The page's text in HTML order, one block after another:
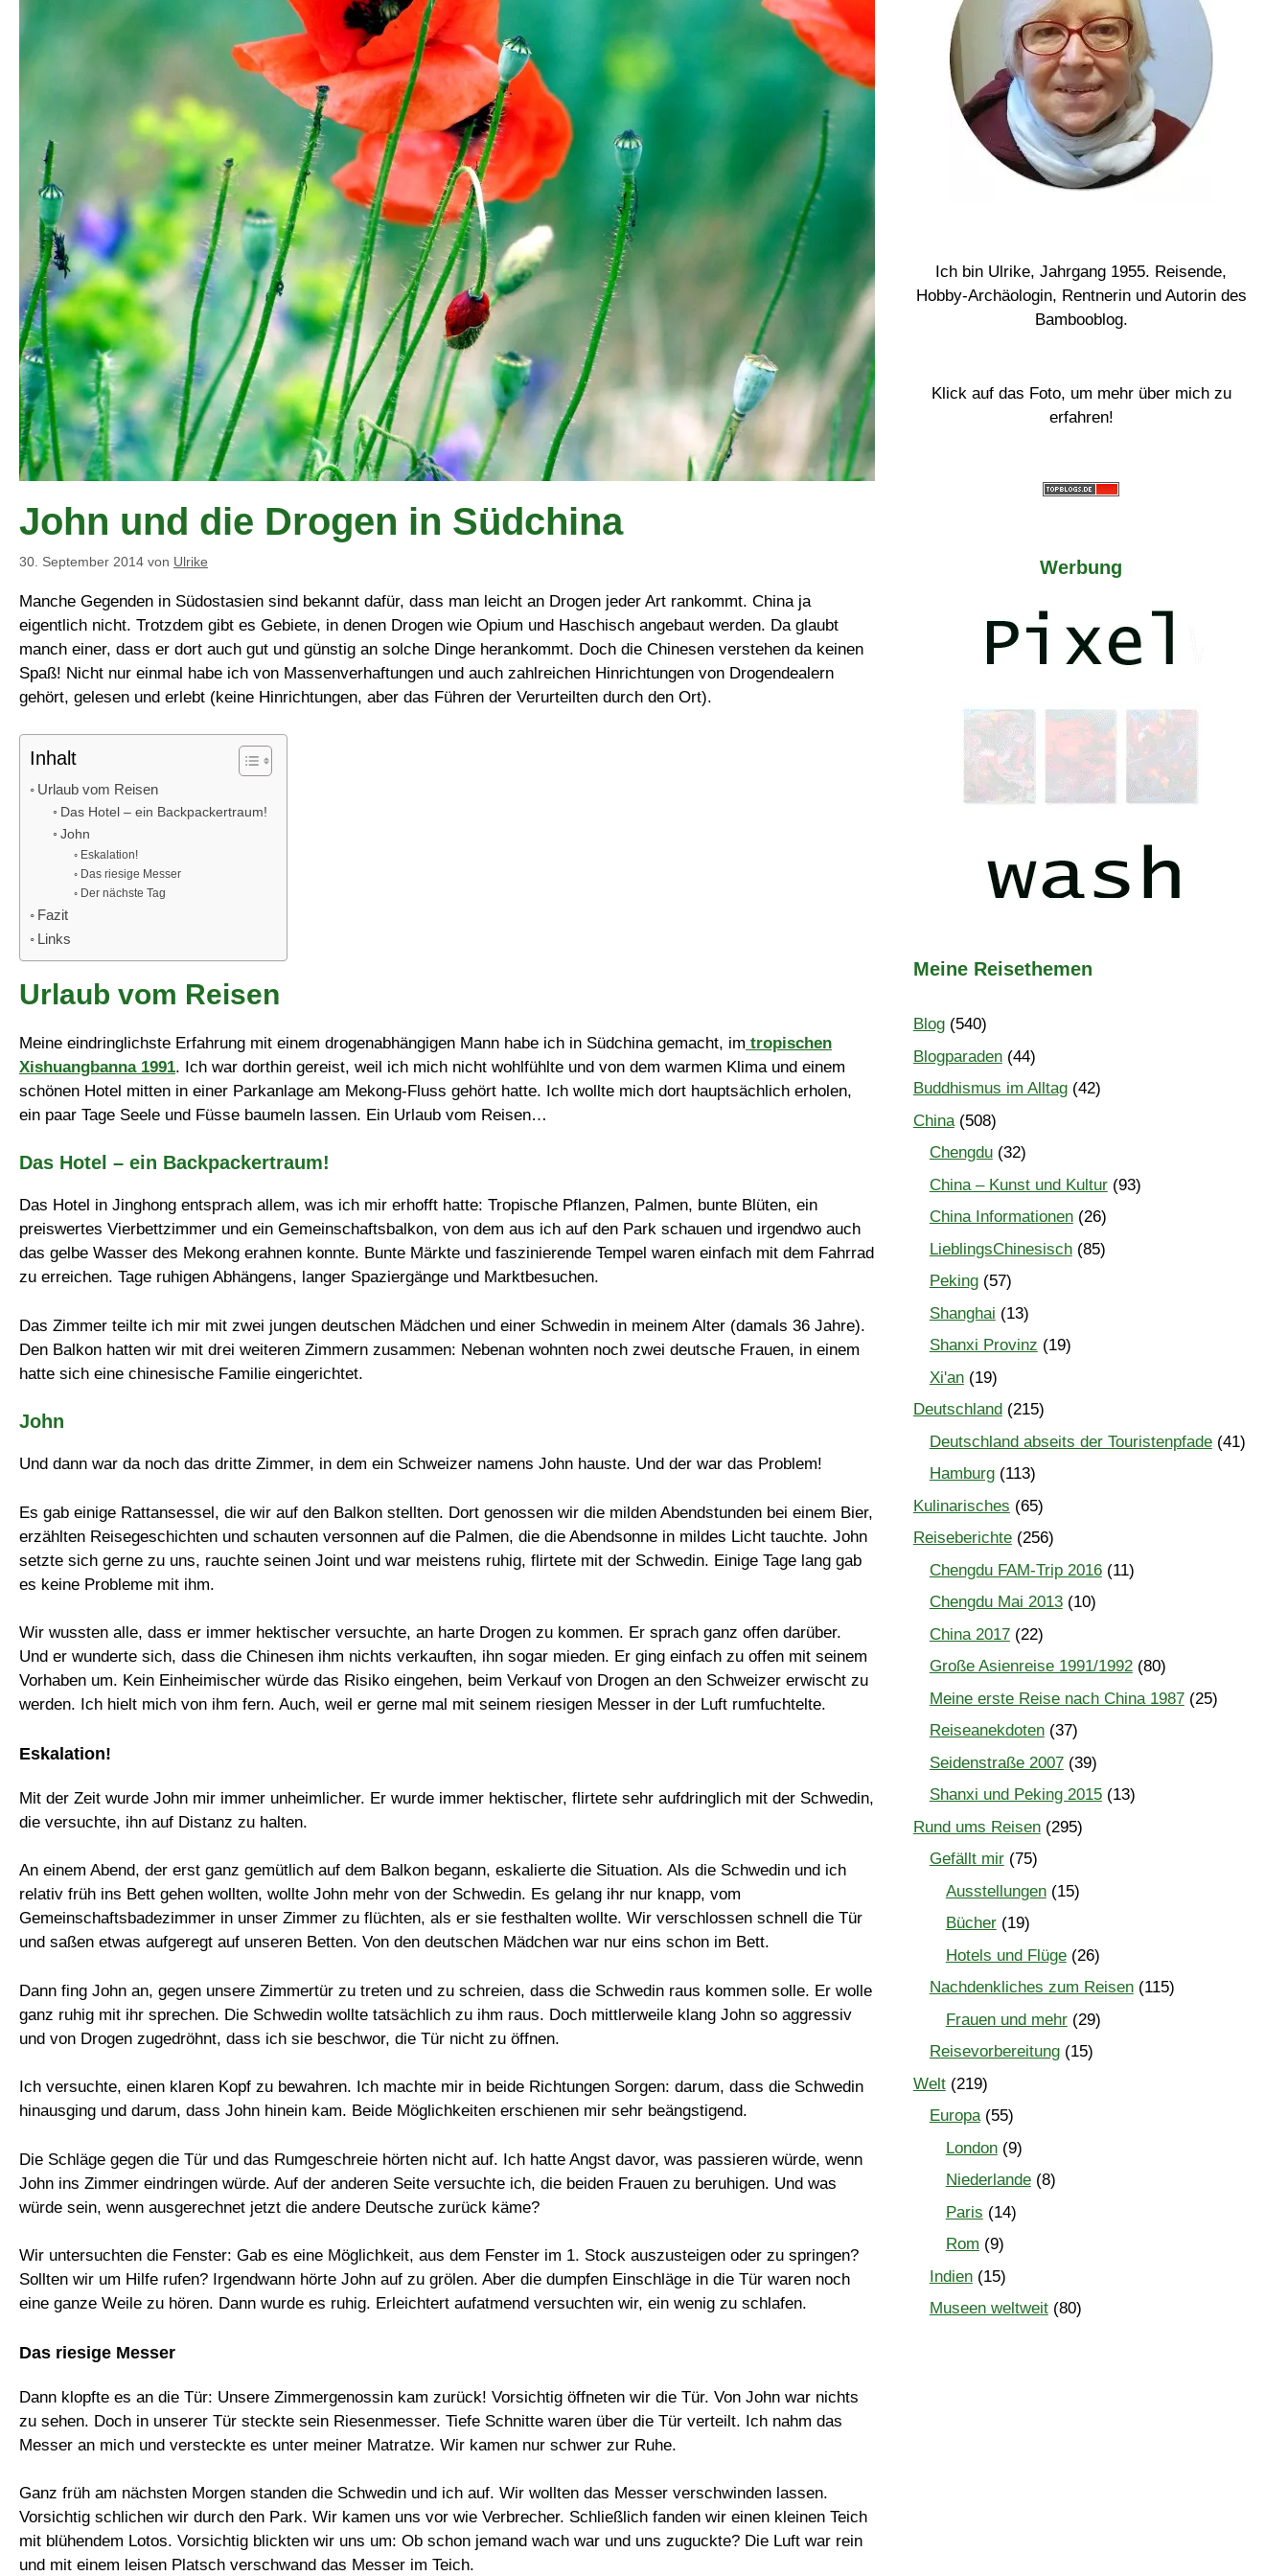
John und die Drogen in Südchina
30. September 2014 von Ulrike
Manche Gegenden in Südostasien sind bekannt dafür, dass man leicht an Drogen jeder Art rankommt. China ja
eigentlich nicht. Trotzdem gibt es Gebiete, in denen Drogen wie Opium und Haschisch angebaut werden. Da glaubt
manch einer, dass er dort auch gut und günstig an solche Dinge herankommt. Doch die Chinesen verstehen da keinen
Spaß! Nicht nur einmal habe ich von Massenverhaftungen und auch zahlreichen Hinrichtungen von Drogendealern
gehört, gelesen und erlebt (keine Hinrichtungen, aber das Führen der Verurteilten durch den Ort).
Inhalt
Urlaub vom Reisen
Das Hotel – ein Backpackertraum!
John
Eskalation!
Das riesige Messer
Der nächste Tag
Fazit
Links
Urlaub vom Reisen
Meine eindringlichste Erfahrung mit einem drogenabhängigen Mann habe ich in Südchina gemacht, im tropischen
Xishuangbanna 1991. Ich war dorthin gereist, weil ich mich nicht wohlfühlte und von dem warmen Klima und einem
schönen Hotel mitten in einer Parkanlage am Mekong-Fluss gehört hatte. Ich wollte mich dort hauptsächlich erholen,
ein paar Tage Seele und Füsse baumeln lassen. Ein Urlaub vom Reisen…
Das Hotel – ein Backpackertraum!
Das Hotel in Jinghong entsprach allem, was ich mir erhofft hatte: Tropische Pflanzen, Palmen, bunte Blüten, ein
preiswertes Vierbettzimmer und ein Gemeinschaftsbalkon, von dem aus ich auf den Park schauen und irgendwo auch
das gelbe Wasser des Mekong erahnen konnte. Bunte Märkte und faszinierende Tempel waren einfach mit dem Fahrrad
zu erreichen. Tage ruhigen Abhängens, langer Spaziergänge und Marktbesuchen.
Das Zimmer teilte ich mir mit zwei jungen deutschen Mädchen und einer Schwedin in meinem Alter (damals 36 Jahre).
Den Balkon hatten wir mit drei weiteren Zimmern zusammen: Nebenan wohnten noch zwei deutsche Frauen, in einem
hatte sich eine chinesische Familie eingerichtet.
John
Und dann war da noch das dritte Zimmer, in dem ein Schweizer namens John hauste. Und der war das Problem!
Es gab einige Rattansessel, die wir auf den Balkon stellten. Dort genossen wir die milden Abendstunden bei einem Bier,
erzählten Reisegeschichten und schauten versonnen auf die Palmen, die die Abendsonne in mildes Licht tauchte. John
setzte sich gerne zu uns, rauchte seinen Joint und war meistens ruhig, flirtete mit der Schwedin. Einige Tage lang gab
es keine Probleme mit ihm.
Wir wussten alle, dass er immer hektischer versuchte, an harte Drogen zu kommen. Er sprach ganz offen darüber.
Und er wunderte sich, dass die Chinesen ihm nichts verkauften, ihn sogar mieden. Er ging einfach zu offen mit seinem
Vorhaben um. Kein Einheimischer würde das Risiko eingehen, beim Verkauf von Drogen an den Schweizer erwischt zu
werden. Ich hielt mich von ihm fern. Auch, weil er gerne mal mit seinem riesigen Messer in der Luft rumfuchtelte.
Eskalation!
Mit der Zeit wurde John mir immer unheimlicher. Er wurde immer hektischer, flirtete sehr aufdringlich mit der Schwedin,
die versuchte, ihn auf Distanz zu halten.
An einem Abend, der erst ganz gemütlich auf dem Balkon begann, eskalierte die Situation. Als die Schwedin und ich
relativ früh ins Bett gehen wollten, wollte John mehr von der Schwedin. Es gelang ihr nur knapp, vom
Gemeinschaftsbadezimmer in unser Zimmer zu flüchten, als er sie festhalten wollte. Wir verschlossen schnell die Tür
und saßen etwas aufgeregt auf unseren Betten. Von den deutschen Mädchen war nur eins schon im Bett.
Dann fing John an, gegen unsere Zimmertür zu treten und zu schreien, dass die Schwedin raus kommen solle. Er wolle
ganz ruhig mit ihr sprechen. Die Schwedin wollte tatsächlich zu ihm raus. Doch mittlerweile klang John so aggressiv
und von Drogen zugedröhnt, dass ich sie beschwor, die Tür nicht zu öffnen.
Ich versuchte, einen klaren Kopf zu bewahren. Ich machte mir in beide Richtungen Sorgen: darum, dass die Schwedin
hinausging und darum, dass John hinein kam. Beide Möglichkeiten erschienen mir sehr beängstigend.
Die Schläge gegen die Tür und das Rumgeschreie hörten nicht auf. Ich hatte Angst davor, was passieren würde, wenn
John ins Zimmer eindringen würde. Auf der anderen Seite versuchte ich, die beiden Frauen zu beruhigen. Und was
würde sein, wenn ausgerechnet jetzt die andere Deutsche zurück käme?
Wir untersuchten die Fenster: Gab es eine Möglichkeit, aus dem Fenster im 1. Stock auszusteigen oder zu springen?
Sollten wir um Hilfe rufen? Irgendwann hörte John auf zu grölen. Aber die dumpfen Einschläge in die Tür waren noch
eine ganze Weile zu hören. Dann wurde es ruhig. Erleichtert aufatmend versuchten wir, ein wenig zu schlafen.
Das riesige Messer
Dann klopfte es an die Tür: Unsere Zimmergenossin kam zurück! Vorsichtig öffneten wir die Tür. Von John war nichts
zu sehen. Doch in unserer Tür steckte sein Riesenmesser. Tiefe Schnitte waren über die Tür verteilt. Ich nahm das
Messer an mich und versteckte es unter meiner Matratze. Wir kamen nur schwer zur Ruhe.
Ganz früh am nächsten Morgen standen die Schwedin und ich auf. Wir wollten das Messer verschwinden lassen.
Vorsichtig schlichen wir durch den Park. Wir kamen uns vor wie Verbrecher. Schließlich fanden wir einen kleinen Teich
mit blühendem Lotos. Vorsichtig blickten wir uns um: Ob schon jemand wach war und uns zuguckte? Die Luft war rein
und mit einem leisen Platsch verschwand das Messer im Teich.
Ich bin Ulrike, Jahrgang 1955. Reisende,
Hobby-Archäologin, Rentnerin und Autorin des
Bambooblog.
Klick auf das Foto, um mehr über mich zu
erfahren!
Werbung
Meine Reisethemen
Blog(540)
Blogparaden(44)
Buddhismus im Alltag(42)
China(508)
Chengdu(32)
China – Kunst und Kultur(93)
China Informationen(26)
LieblingsChinesisch(85)
Peking(57)
Shanghai (13)
Shanxi Provinz (19)
Xi'an(19)
Deutschland(215)
Deutschland abseits der Touristenpfade(41)
Hamburg(113)
Kulinarisches (65)
Reiseberichte(256)
Chengdu FAM-Trip 2016(11)
Chengdu Mai 2013(10)
China 2017(22)
Große Asienreise 1991/1992(80)
Meine erste Reise nach China 1987(25)
Reiseanekdoten(37)
Seidenstraße 2007(39)
Shanxi und Peking 2015(13)
Rund ums Reisen(295)
Gefällt mir(75)
Ausstellungen(15)
Bücher(19)
Hotels und Flüge(26)
Nachdenkliches zum Reisen(115)
Frauen und mehr(29)
Reisevorbereitung(15)
Welt(219)
Europa(55)
London(9)
Niederlande(8)
Paris (14)
Rom (9)
Indien(15)
Museen weltweit(80)